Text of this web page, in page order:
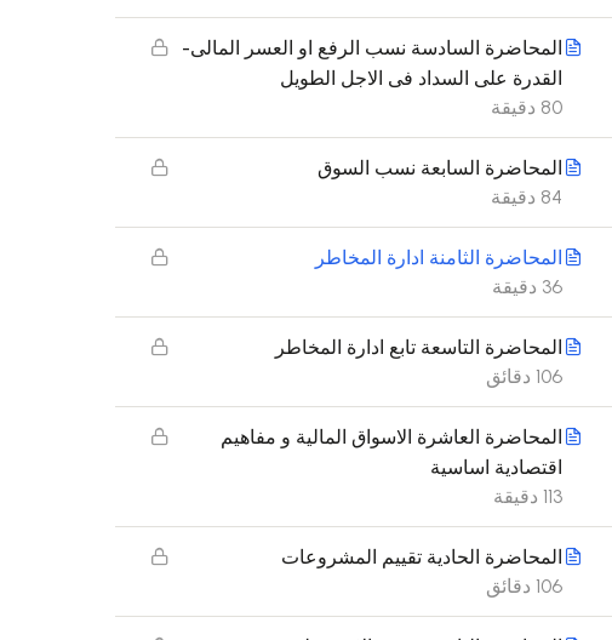
المحاضرة السادسة نسب الرفع او العسر المالى-
القدرة على السداد فى الاجل الطويل
80 دقيقة
المحاضرة السابعة نسب السوق
84 دقيقة
المحاضرة الثامنة ادارة المخاطر
36 دقيقة
المحاضرة التاسعة تابع ادارة المخاطر
106 دقائق
المحاضرة العاشرة الاسواق المالية و مفاهيم
اقتصادية اساسية
113 دقيقة
المحاضرة الحادية تقييم المشروعات
106 دقائق